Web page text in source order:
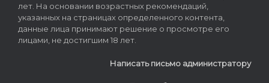
лет. На основании возрастных рекомендаций,
указанных на страницах определенного контента,
данные лица принимают решение о просмотре его
лицами, не достигшим 18 лет.
Написать письмо администратору